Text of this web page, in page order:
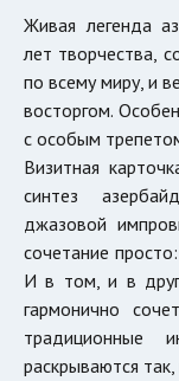
Живая легенда
лет творчества,
по всему миру, и
восторгом.
с особым
Визитная
синтез
джазовой
сочетание
И в том, и в
гармонично
традиционные
раскрываются